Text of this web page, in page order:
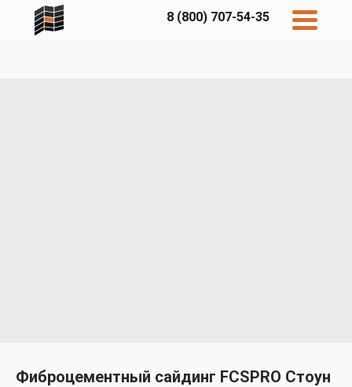
8 (800) 707-54-35
Cedral
Фиброцементный сайдинг FCSPRO Стоун